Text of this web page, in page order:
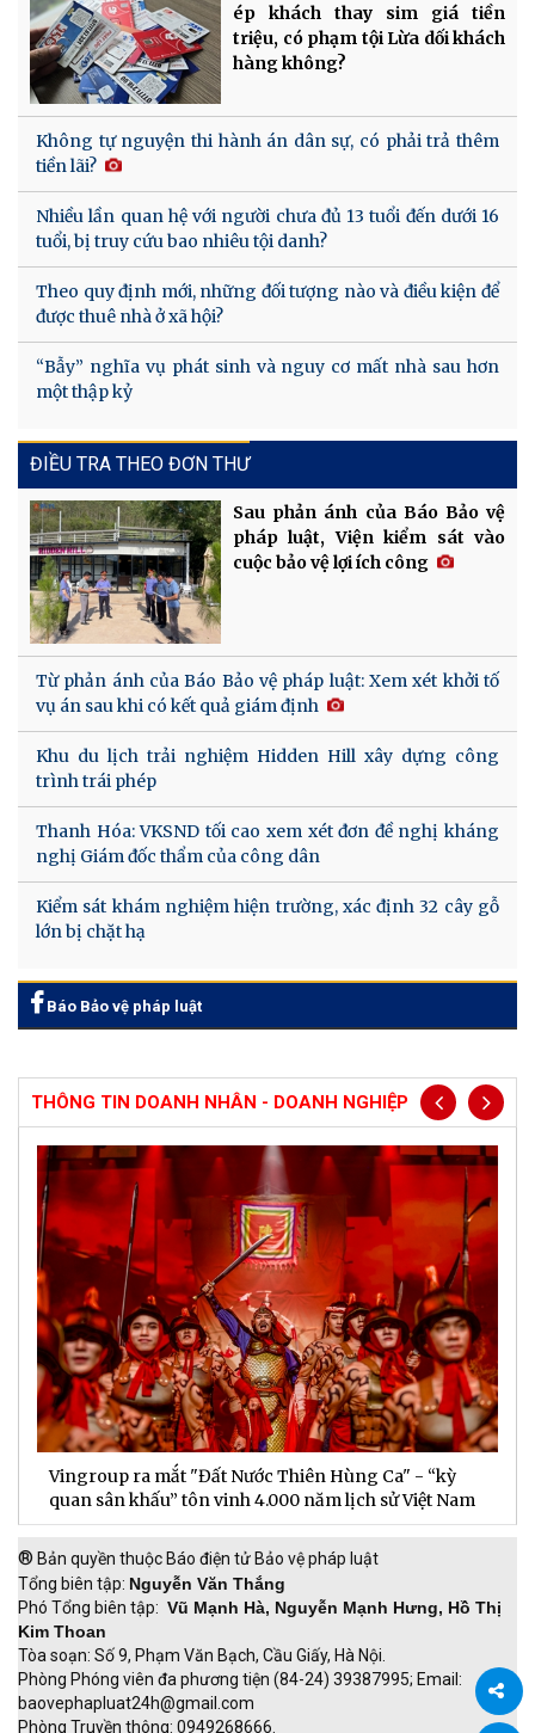
ép khách thay sim giá tiền
triệu, có phạm tội Lừa dối khách
hàng không?
Không tự nguyện thi hành án dân sự, có phải trả thêm
tiền lãi?
Nhiều lần quan hệ với người chưa đủ 13 tuổi đến dưới 16
tuổi, bị truy cứu bao nhiêu tội danh?
Theo quy định mới, những đối tượng nào và điều kiện để
được thuê nhà ở xã hội?
“Bẫy” nghĩa vụ phát sinh và nguy cơ mất nhà sau hơn
một thập kỷ
ĐIỀU TRA THEO ĐƠN THƯ
Sau phản ánh của Báo Bảo vệ
pháp luật, Viện kiểm sát vào
cuộc bảo vệ lợi ích công
Từ phản ánh của Báo Bảo vệ pháp luật: Xem xét khởi tố
vụ án sau khi có kết quả giám định
Khu du lịch trải nghiệm Hidden Hill xây dựng công
trình trái phép
Thanh Hóa: VKSND tối cao xem xét đơn đề nghị kháng
nghị Giám đốc thẩm của công dân
Kiểm sát khám nghiệm hiện trường, xác định 32 cây gỗ
lớn bị chặt hạ
Báo Bảo vệ pháp luật
THÔNG TIN DOANH NHÂN - DOANH NGHIỆP
Vingroup ra mắt "Đất Nước Thiên Hùng Ca" - “kỳ
quan sân khấu” tôn vinh 4.000 năm lịch sử Việt Nam
® Bản quyền thuộc Báo điện tử Bảo vệ pháp luật
Tổng biên tập: Nguyễn Văn Thắng
Phó Tổng biên tập: Vũ Mạnh Hà, Nguyễn Mạnh Hưng, Hồ Thị
Kim Thoan
Tòa soạn: Số 9, Phạm Văn Bạch, Cầu Giấy, Hà Nội.
Phòng Phóng viên đa phương tiện (84-24) 39387995; Email:
baovephapluat24h@gmail.com
Phòng Truyền thông: 0949268666.